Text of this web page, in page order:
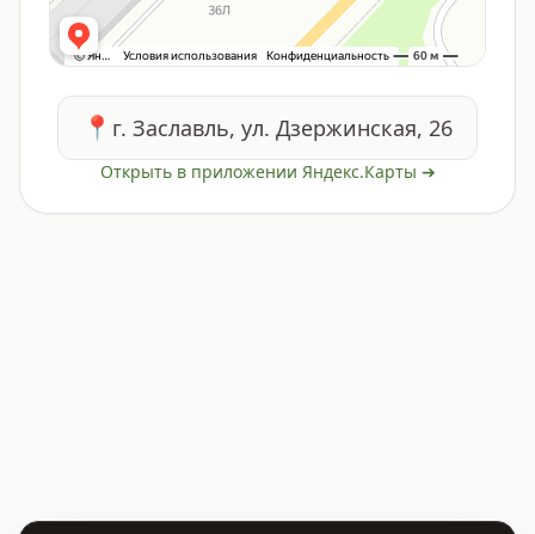
📍 г. Заславль, ул. Дзержинская, 26
Открыть в приложении Яндекс.Карты ➔